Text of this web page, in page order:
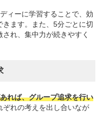
ィーに学習することで、効
ます。また、5分ごとに切
れ、集中力が続きやすく
れば、グループ追求を行い
ぞれの考えを出し合いなが